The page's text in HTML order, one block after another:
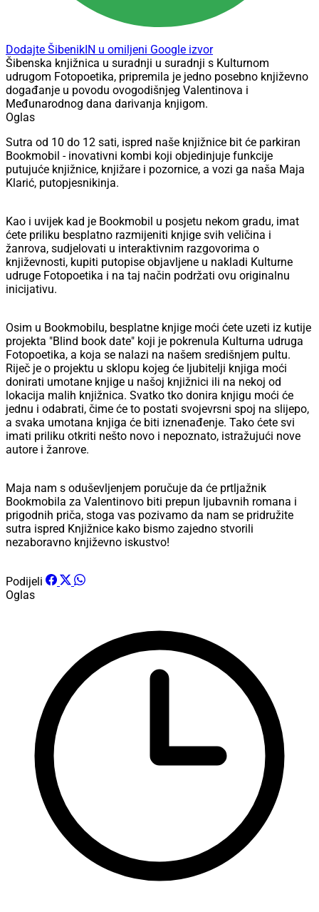
Dodajte ŠibenikIN u omiljeni Google izvor
Šibenska knjižnica u suradnji u suradnji s Kulturnom
udrugom Fotopoetika, pripremila je jedno posebno književno
događanje u povodu ovogodišnjeg Valentinova i
Međunarodnog dana darivanja knjigom.
Oglas
Sutra od 10 do 12 sati, ispred naše knjižnice bit će parkiran
Bookmobil - inovativni kombi koji objedinjuje funkcije
putujuće knjižnice, knjižare i pozornice, a vozi ga naša Maja
Klarić, putopjesnikinja.
Kao i uvijek kad je Bookmobil u posjetu nekom gradu, imat
ćete priliku besplatno razmijeniti knjige svih veličina i
žanrova, sudjelovati u interaktivnim razgovorima o
književnosti, kupiti putopise objavljene u nakladi Kulturne
udruge Fotopoetika i na taj način podržati ovu originalnu
inicijativu.
Osim u Bookmobilu, besplatne knjige moći ćete uzeti iz kutije
projekta "Blind book date" koji je pokrenula Kulturna udruga
Fotopoetika, a koja se nalazi na našem središnjem pultu.
Riječ je o projektu u sklopu kojeg će ljubitelji knjiga moći
donirati umotane knjige u našoj knjižnici ili na nekoj od
lokacija malih knjižnica. Svatko tko donira knjigu moći će
jednu i odabrati, čime će to postati svojevrsni spoj na slijepo,
a svaka umotana knjiga će biti iznenađenje. Tako ćete svi
imati priliku otkriti nešto novo i nepoznato, istražujući nove
autore i žanrove.
Maja nam s oduševljenjem poručuje da će prtljažnik
Bookmobila za Valentinovo biti prepun ljubavnih romana i
prigodnih priča, stoga vas pozivamo da nam se pridružite
sutra ispred Knjižnice kako bismo zajedno stvorili
nezaboravno književno iskustvo!
Podijeli
Oglas